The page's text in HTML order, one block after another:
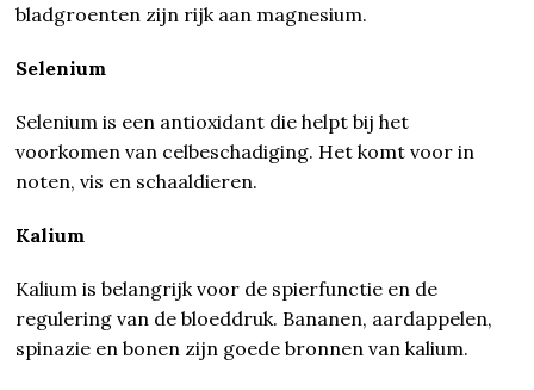
bladgroenten zijn rijk aan magnesium.
Selenium
Selenium is een antioxidant die helpt bij het
voorkomen van celbeschadiging. Het komt voor in
noten, vis en schaaldieren.
Kalium
Kalium is belangrijk voor de spierfunctie en de
regulering van de bloeddruk. Bananen, aardappelen,
spinazie en bonen zijn goede bronnen van kalium.